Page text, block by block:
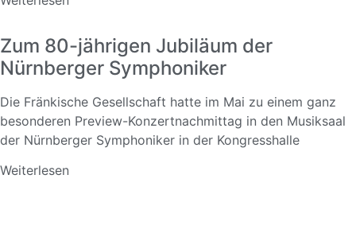
Zum 80-jährigen Jubiläum der
Nürnberger Symphoniker
Die Fränkische Gesellschaft hatte im Mai zu einem ganz
besonderen Preview-Konzertnachmittag in den Musiksaal
der Nürnberger Symphoniker in der Kongresshalle
Weiterlesen